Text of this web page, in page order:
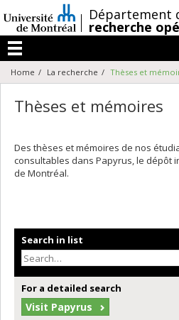
au
contenu
/Département
recherche
Menu
Home La recherche Thèses et
Thèses et mémoires
Des thèses et mémoires de nos
consultables dans Papyrus, le dépôt
de Montréal.
Search in list
For a detailed search
Visit Papyrus